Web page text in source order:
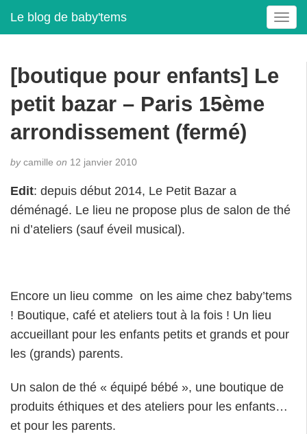
Le blog de baby'tems
T
o
i
[boutique pour enfants] Le
petit bazar – Paris 15ème
arrondissement (fermé)
bycamille on 12 janvier 2010
Edit: depuis début 2014, Le Petit Bazar a
déménagé. Le lieu ne propose plus de salon de thé
ni d’ateliers (sauf éveil musical).
Encore un lieu comme on les aime chez baby’tems
! Boutique, café et ateliers tout à la fois ! Un lieu
accueillant pour les enfants petits et grands et pour
les (grands) parents.
Un salon de thé « équipé bébé », une boutique de
produits éthiques et des ateliers pour les enfants…
et pour les parents.